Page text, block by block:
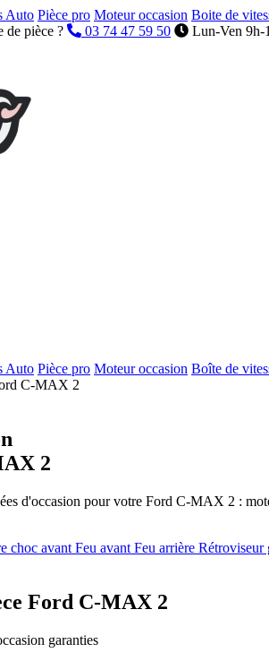
Auto Pièce pro Moteur occasion Boite de
de pièce ?
03 74 47 59 50 Lun-Ven 9h-
Auto Pièce pro Moteur occasion Boîte de
C-MAX 2
2
d'occasion pour votre Ford C-MAX 2 :
choc avant Feu avant Feu arrière Rétroviseur
Ford C-MAX 2
garanties